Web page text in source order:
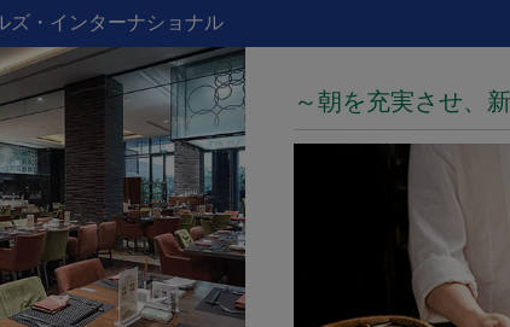
ズ・インターナショナル
～朝を充実させ、